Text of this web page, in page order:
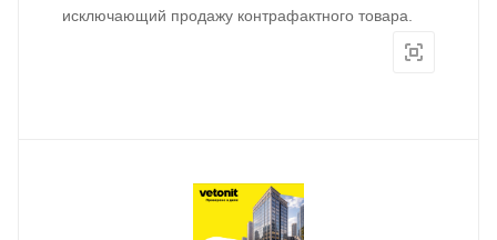
исключающий продажу контрафактного товара.